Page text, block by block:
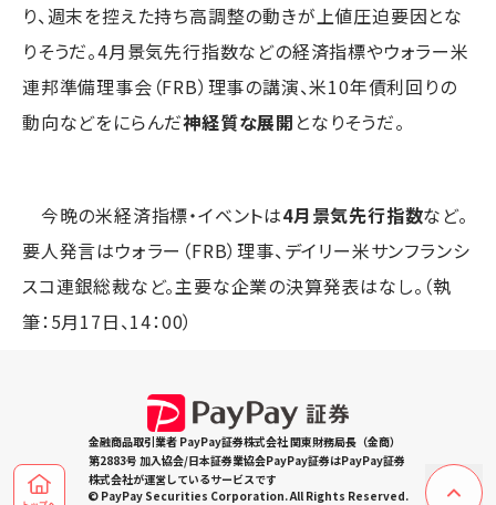
り、週末を控えた持ち高調整の動きが上値圧迫要因とな
りそうだ。4月景気先行指数などの経済指標やウォラー米
連邦準備理事会（FRB）理事の講演、米10年債利回りの
動向などをにらんだ神経質な展開 となりそうだ。
今晩の米経済指標・イベントは4月景気先行指数など。
要人発言はウォラー（FRB）理事、デイリー米サンフランシ
スコ連銀総裁など。主要な企業の決算発表はなし。（執
筆：5月17日、14：00）
金融商品取引業者 PayPay証券株式会社 関東財務局長（金商）
第2883号 加入協会/日本証券業協会PayPay証券はPayPay証券
株式会社が運営しているサービスです
© PayPay Securities Corporation. All Rights Reserved.